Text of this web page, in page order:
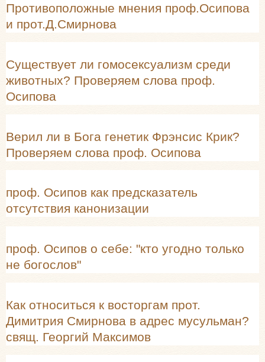
Противоположные мнения проф.Осипова
и прот.Д.Смирнова
Существует ли гомосексуализм среди
животных? Проверяем слова проф.
Осипова
Верил ли в Бога генетик Фрэнсис Крик?
Проверяем слова проф. Осипова
проф. Осипов как предсказатель
отсутствия канонизации
проф. Осипов о себе: "кто угодно только
не богослов"
Как относиться к восторгам прот.
Димитрия Смирнова в адрес мусульман?
свящ. Георгий Максимов